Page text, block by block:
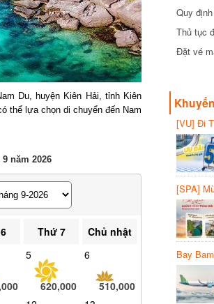
Du, huyện Kiên Hải, tỉnh Kiên
thể lựa chọn di chuyển đến Nam
năm 2026
Thứ 7
Chủ nhật
5
620,000
6
510,000
Quy
Thủ tục
Đặt vé
[VU] Đi
giảm
[SPA]
20%
Bay